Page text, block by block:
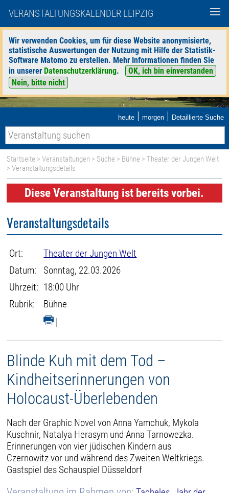
VERANSTALTUNGSKALENDER LEIPZIG
Wir verwenden Cookies, um für diese Website anonymisierte,
statistische Auswertungen der Nutzung mit Hilfe der Statistik-
Software Matomo zu erstellen. Mehr Informationen finden Sie
in unserer Datenschutzerklärung.
OK, ich bin einverstanden
Nein, bitte nicht
heute | morgen | Detaillierte Suche
Startseite >Veranstaltungen > Suche > Bühne >Theater der Jungen Welt
> Veranstaltungsdetails
Diese Veranstaltung ist bereits vorbei.
Veranstaltungsdetails
Ort:
Theater der Jungen Welt
Datum:
Sonntag, 22.03.2026
Uhrzeit: 18:00 Uhr
Rubrik:
Bühne
|
Blinde Kuh mit dem Tod –
Kindheitserinnerungen von
Holocaust-Überlebenden
Nach der Graphic Novel von Anna Yamchuk, Mykola
Kuschnir, Natalya Herasym und Anna Tarnowezka.
Erinnerungen von vier jüdischen Kindern aus
Czernowitz vor und während des Zweiten Weltkriegs.
Gastspiel des Schauspiel Düsseldorf